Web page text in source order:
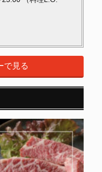
で見る